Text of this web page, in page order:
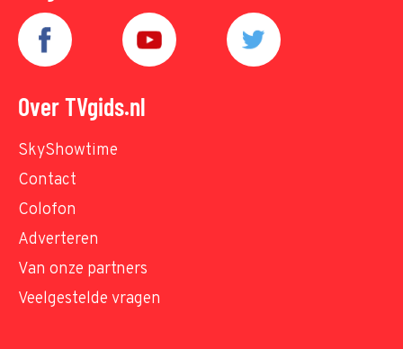
Over TVgids.nl
SkyShowtime
Contact
Colofon
Adverteren
Van onze partners
Veelgestelde vragen